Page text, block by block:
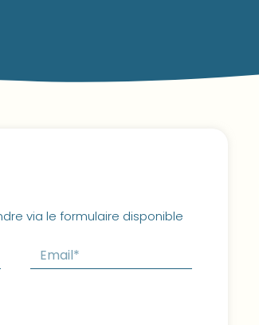
via le formulaire disponible